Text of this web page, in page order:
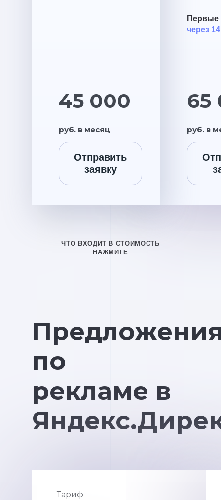
45 000
руб. в месяц
Отправить
заявку
Первые
через
65
руб. в
ЧТО ВХОДИТ В СТОИМОСТЬ
НАЖМИТЕ
по
рекламе в
Тариф